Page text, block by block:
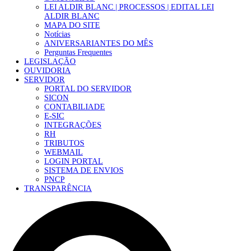
LEI ALDIR BLANC | PROCESSOS | EDITAL LEI
ALDIR BLANC
MAPA DO SITE
Notícias
ANIVERSARIANTES DO MÊS
Perguntas Frequentes
LEGISLAÇÃO
OUVIDORIA
SERVIDOR
PORTAL DO SERVIDOR
SICON
CONTABILIADE
E-SIC
INTEGRAÇÕES
RH
TRIBUTOS
WEBMAIL
LOGIN PORTAL
SISTEMA DE ENVIOS
PNCP
TRANSPARÊNCIA